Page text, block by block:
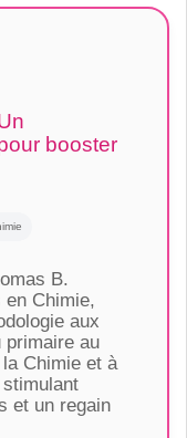
booster
B.
Chimie,
aux
au
Chimie et à
et un regain